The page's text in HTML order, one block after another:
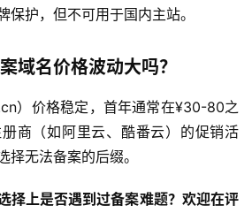
保护，但不可用于国内主站。
域名价格波动大吗？
）价格稳定，首年通常在¥30-80之
商（如阿里云、酷番云）的促销活
择无法备案的后缀。
择上是否遇到过备案难题？欢迎在评